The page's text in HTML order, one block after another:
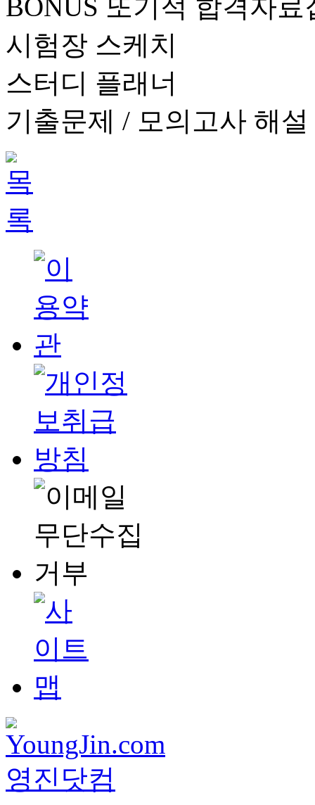
BONUS 또기적 합격자
시험장 스케치
스터디 플래너
기출문제 / 모의고사 해설